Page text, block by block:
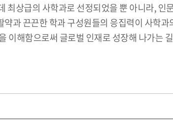
최상급의 사학과로 선정되었을 뿐 아니라,
과 끈끈한 학과 구성원들의 응집력이 사학
이해함으로써 글로벌 인재로 성장해 나가는